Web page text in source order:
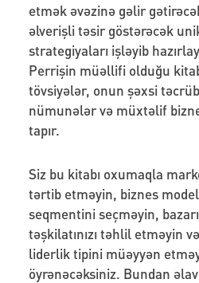
etmək əvəzinə gəlir gətirəcək
əlverişli təsir göstərəcək
strategiyaları işləyib
Perrişin müəllifi olduğu
tövsiyələr, onun şəxsi
nümunələr və müxtəlif
tapır.
Siz bu kitabı oxumaqla
tərtib etməyin, biznes
seqmentini seçməyin,
təşkilatınızı təhlil etməyin
liderlik tipini müəyyən
öyrənəcəksiniz. Bundan